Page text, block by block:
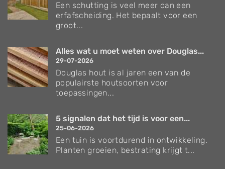
Een schutting is veel meer dan een
erfafscheiding. Het bepaalt voor een
groot...
Alles wat u moet weten over Douglas...
29-07-2026
Douglas hout is al jaren een van de
populairste houtsoorten voor
toepassingen...
5 signalen dat het tijd is voor een...
25-06-2026
Een tuin is voortdurend in ontwikkeling.
Planten groeien, bestrating krijgt t...